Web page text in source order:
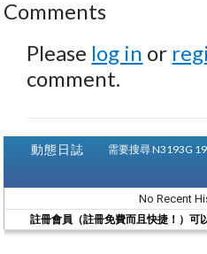
Comments
Please log in or
comment.
動態日誌 需要搜尋 N3193G
No Recent
註冊會員（註冊免費而且快捷！）可